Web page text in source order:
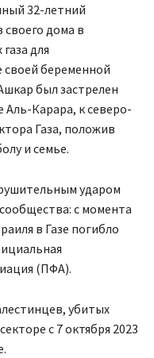
32-летний
дома в
для
беременной
был застрелен
Аль-Карара, к северо-
Газа, положив
и семье.
ударом
с момента
в Газе погибло
(ПФА).
убитых
с 7 октября 2023